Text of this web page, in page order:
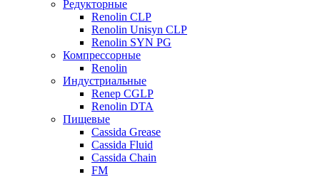
Редукторные
Renolin CLP
Renolin Unisyn CLP
Renolin SYN PG
Компрессорные
Renolin
Индустриальные
Renep CGLP
Renolin DTA
Пищевые
Cassida Grease
Cassida Fluid
Cassida Chain
FM